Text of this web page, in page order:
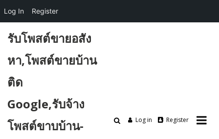
content
รับโพสต์ขายอสัง
หา,โพสต์ขายบ้าน
ติด
Google,รับจ้าง
โพสต์ขาบบ้าน-
Log in Register
Log In Register